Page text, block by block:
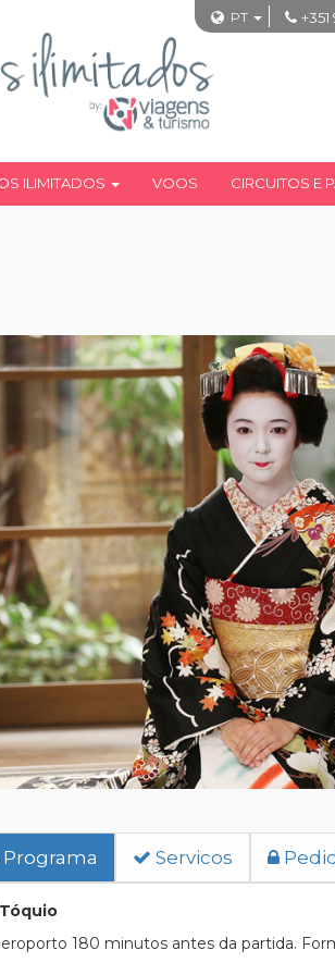
PT
ILIMITADOS VOOS CIRCUITOS E
Servicos
180 minutos antes da partida.